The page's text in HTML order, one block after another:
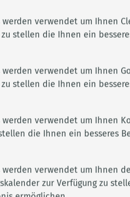
Handel mit dem
stellt auch auf Anforderung
Adresse
49661 Cloppenburg
werden verwendet um Ihnen
zu stellen die Ihnen ein
werden verwendet um Ihnen
zu stellen die Ihnen ein
werden verwendet um Ihnen
die Ihnen ein besseres
werden verwendet um Ihnen
zur Verfügung zu